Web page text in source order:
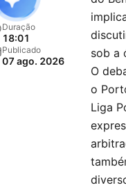
Duração
18:01
Publicado
07 ago. 2026
sob a
O
o
Liga